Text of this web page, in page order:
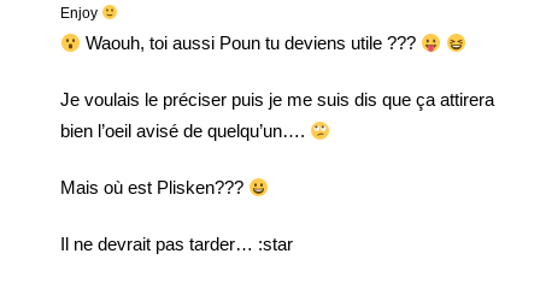
Enjoy
Waouh, toi aussi Poun tu deviens utile ???
Je voulais le préciser puis je me suis dis que ça attirera
bien l’oeil avisé de quelqu’un….
Mais où est Plisken???
Il ne devrait pas tarder… :star